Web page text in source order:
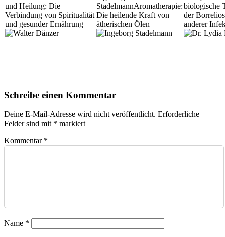
und Heilung: Die
Verbindung von Spiritualität
und gesunder Ernährung
StadelmannAromatherapie:
Die heilende Kraft von
ätherischen Ölen
biologische
der
anderer
Schreibe einen Kommentar
Deine E-Mail-Adresse wird nicht veröffentlicht. Erforderliche
Felder sind mit * markiert
Kommentar *
Name *